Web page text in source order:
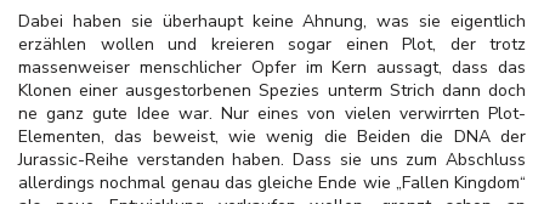
Dabei haben sie überhaupt keine Ahnung, was sie eigentlich
erzählen wollen und kreieren sogar einen Plot, der trotz
massenweiser menschlicher Opfer im Kern aussagt, dass das
Klonen einer ausgestorbenen Spezies unterm Strich dann doch
ne ganz gute Idee war. Nur eines von vielen verwirrten Plot-
Elementen, das beweist, wie wenig die Beiden die DNA der
Jurassic-Reihe verstanden haben. Dass sie uns zum Abschluss
allerdings nochmal genau das gleiche Ende wie „Fallen Kingdom“